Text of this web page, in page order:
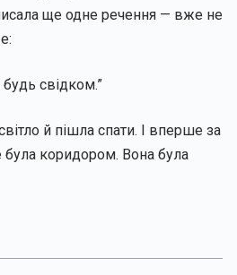
ще одне речення — вже не
свідком.”
й пішла спати. І вперше за
була коридором. Вона була